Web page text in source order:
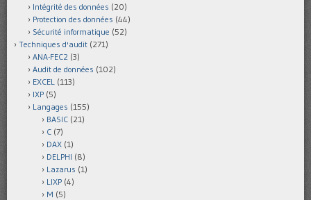
Intégrité des données (20)
Protection des données (44)
Sécurité informatique (52)
Techniques d'audit (271)
ANA-FEC2 (3)
Audit de données (102)
EXCEL (113)
IXP (5)
Langages (155)
BASIC (21)
C (7)
DAX (1)
DELPHI (8)
Lazarus (1)
LIXP (4)
M (5)